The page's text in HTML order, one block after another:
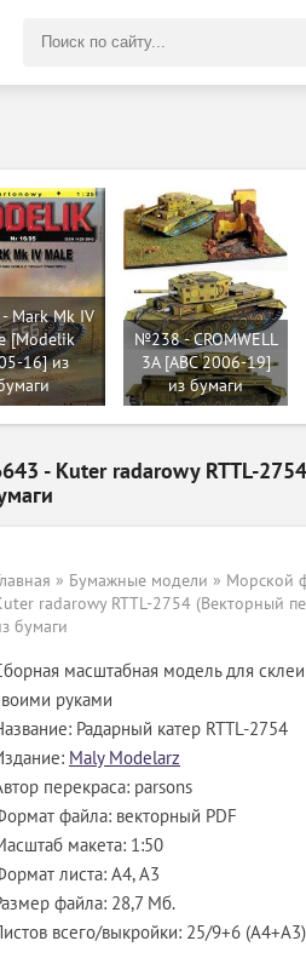
Mark Mk IV
[Modelik
16] из
№238 - CROMWELL
3A [ABC 2006-19]
из бумаги
- Kuter radarowy RTTL-
» Бумажные модели » Морской
radarowy RTTL-2754 (Векторный
бумаги
масштабная модель для
руками
Радарный катер RTTL-2754
Maly Modelarz
перекраса: parsons
файла: векторный PDF
макета: 1:50
листа: А4, А3
файла: 28,7 Мб.
всего/выкройки: 25/9+6 (А4+А3)